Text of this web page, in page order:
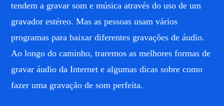
tendem a gravar som e música através do uso de um
gravador estéreo. Mas as pessoas usam vários
programas para baixar diferentes gravações de áudio.
Ao longo do caminho, traremos as melhores formas de
gravar áudio da Internet e algumas dicas sobre como
fazer uma gravação de som perfeita.